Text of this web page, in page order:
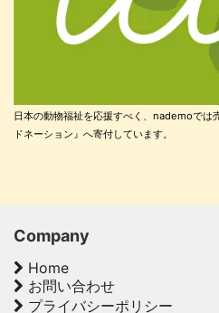
日本の動物福祉を応援すべく、nademoでは
ドネーション』へ寄付しています。
Company
Home
お問い合わせ
プライバシーポリシー